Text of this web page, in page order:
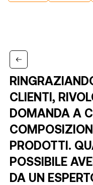
CLIENTI,
DOMANDA A
PRODOTTI.
POSSIBILE
DA UN